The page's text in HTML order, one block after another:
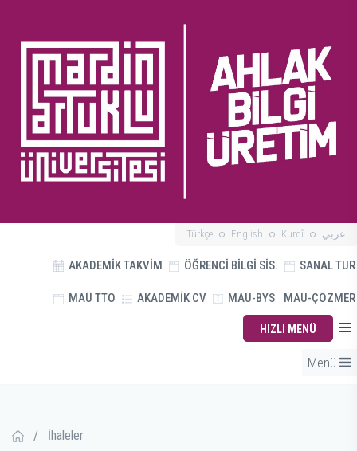
Türkçe English Kurdî عربي
AKADEMİK TAKVİM ÖĞRENCİ BİLGİ SİS. SANAL TUR
MAÜ TTO AKADEMİK CV MAU-BYS MAU-ÇÖZMER
HIZLI MENÜ
Menü
/ İhaleler